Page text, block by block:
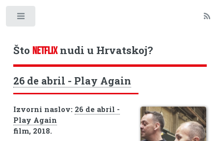
Što NETFLIXnudi u Hrvatskoj?
26 de abril - Play Again
Izvorni naslov: 26 de abril -
Play Again
film, 2018.